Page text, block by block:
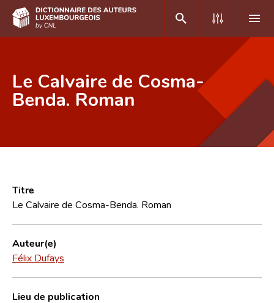
Foire aux questions
CNL
Équipe scientifique
Contact
Le Calvaire de Cosma-
Benda. Roman
Titre
Le Calvaire de Cosma-Benda. Roman
Auteur(e)
Félix Dufays
Lieu de publication